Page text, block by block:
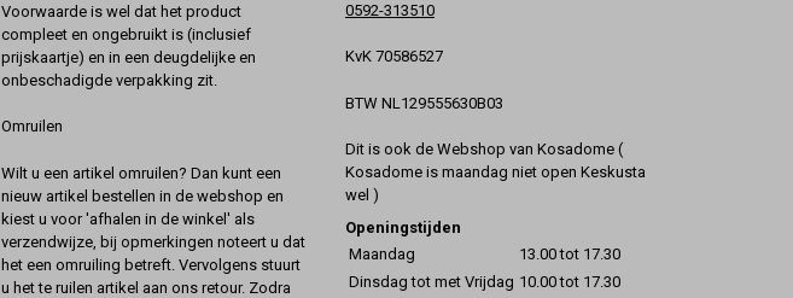
Voorwaarde is wel dat het product
compleet en ongebruikt is (inclusief
prijskaartje) en in een deugdelijke en
onbeschadigde verpakking zit.
Omruilen
Wilt u een artikel omruilen? Dan kunt een
nieuw artikel bestellen in de webshop en
kiest u voor 'afhalen in de winkel' als
verzendwijze, bij opmerkingen noteert u dat
het een omruiling betreft. Vervolgens stuurt
u het te ruilen artikel aan ons retour. Zodra
0592-313510
KvK 70586527
BTW NL129555630B03
Dit is ook de Webshop van Kosadome (
Kosadome is maandag niet open Keskusta
wel )
Openingstijden
Maandag
13.00 tot 17.30
Dinsdag tot met Vrijdag 10.00 tot 17.30